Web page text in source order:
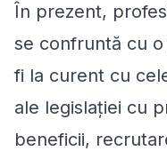
În prezent,
se confruntă cu
fi la curent cu
ale legislației cu
beneficii,